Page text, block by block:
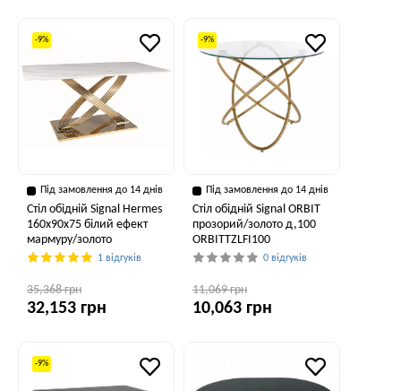
-9%
Під замовлення до 14 днів
Стіл обідній Signal Hermes
160x90x75 білий ефект
мармуру/золото
1 відгуків
35,368 грн
32,153 грн
-9%
Під замовлення до 14 днів
Стіл обідній Signal ORBIT
прозорий/золото д,100
ORBITTZLFI100
0 відгуків
11,069 грн
10,063 грн
-9%